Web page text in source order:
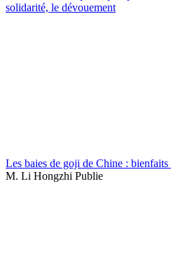
solidarité, le dévouement
Les baies de goji de Chine :
M. Li Hongzhi Publie